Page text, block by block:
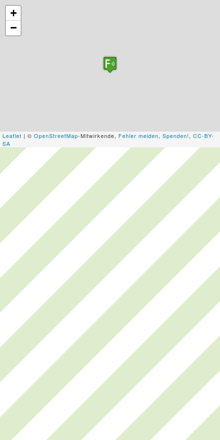
+
−
Leaflet | © OpenStreetMap-Mitwirkende, Fehler melden, Spenden!, CC-BY-
SA